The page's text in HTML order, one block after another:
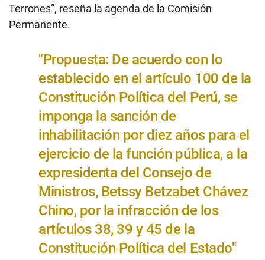
Terrones”, reseña la agenda de la Comisión
Permanente.
"Propuesta: De acuerdo con lo
establecido en el artículo 100 de la
Constitución Política del Perú, se
imponga la sanción de
inhabilitación por diez años para el
ejercicio de la función pública, a la
expresidenta del Consejo de
Ministros, Betssy Betzabet Chávez
Chino, por la infracción de los
artículos 38, 39 y 45 de la
Constitución Política del Estado"